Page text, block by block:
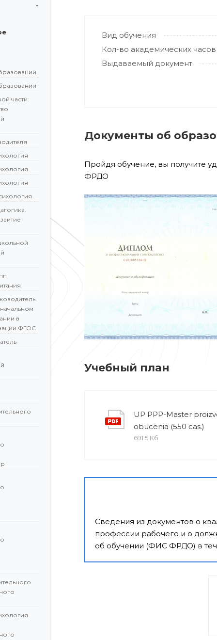
части:
в
ФГОС
Вид обучения
Кол-во академических часов
Выдаваемый документ
Документы об
Пройдя обучение, вы получите
ФРДО
Учебный план
UP PPP-Master
obucenia (550 cas.)
691.5 Кб
Сведения из документов о
профессии рабочего и о
об обучении (ФИС ФРДО) в